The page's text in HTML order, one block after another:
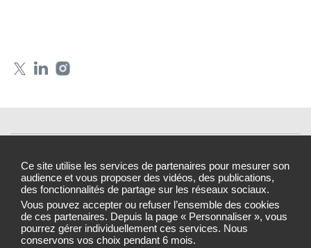
Ce site utilise les services de partenaires pour mesurer son
audience et vous proposer des vidéos, des publications,
des fonctionnalités de partage sur les réseaux sociaux.
Vous pouvez accepter ou refuser l’ensemble des cookies
de ces partenaires. Depuis la page « Personnaliser », vous
pourrez gérer individuellement ces services. Nous
conservons vos choix pendant 6 mois.
Contacts
Cookies et traceurs
Gestion des cookies